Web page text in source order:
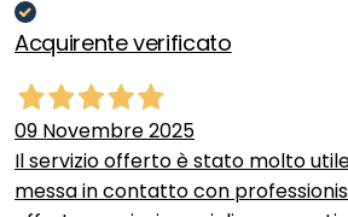
Acquirente verificato
09 Novembre 2025
Il servizio offerto è stato molto
messa in contatto con